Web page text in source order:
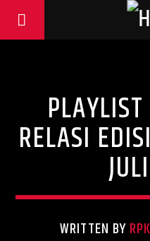
RELASI
WRITTEN BY